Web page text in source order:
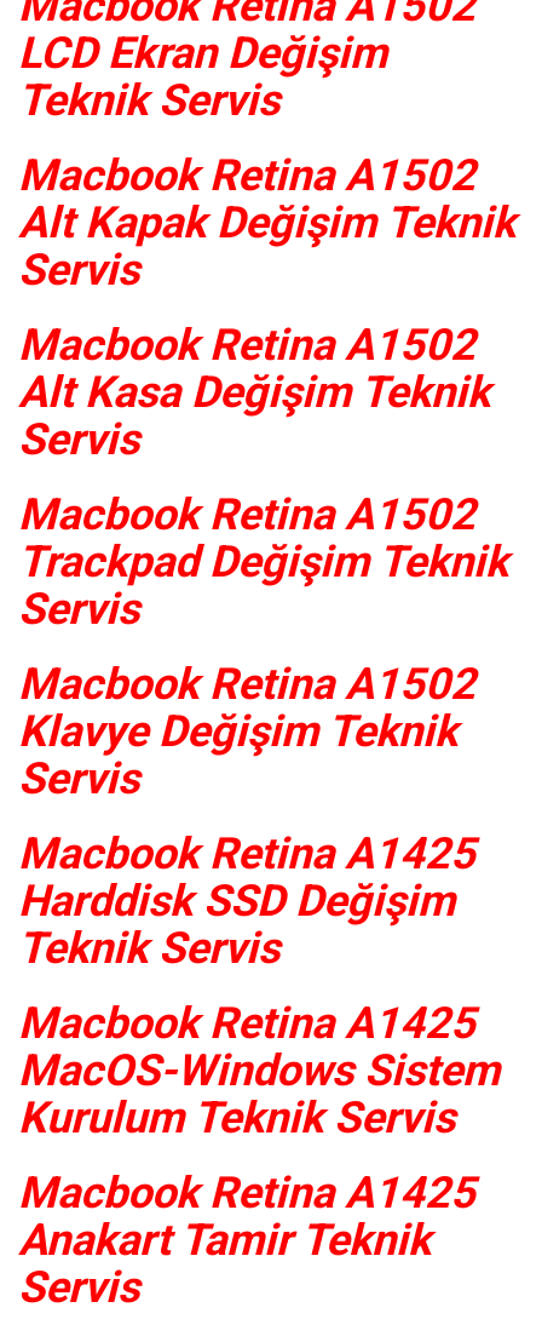
LCD Ekran Değişim
Teknik Servis
Macbook Retina A1502
Alt Kapak Değişim Teknik
Servis
Macbook Retina A1502
Alt Kasa Değişim Teknik
Servis
Macbook Retina A1502
Trackpad Değişim Teknik
Servis
Macbook Retina A1502
Klavye Değişim Teknik
Servis
Macbook Retina A1425
Harddisk SSD Değişim
Teknik Servis
Macbook Retina A1425
MacOS-Windows Sistem
Kurulum Teknik Servis
Macbook Retina A1425
Anakart Tamir Teknik
Servis